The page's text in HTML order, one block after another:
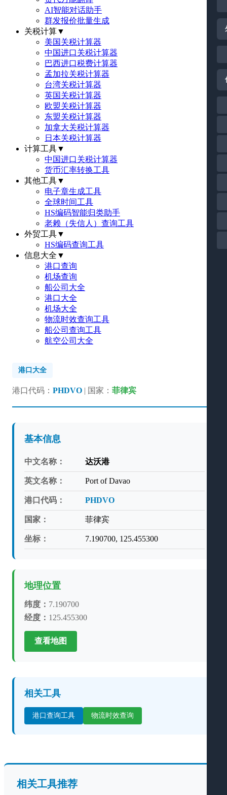
AI智能对话助手
群发报价批量生成
关税计算▼
美国关税计算器
中国进口关税计算器
巴西进口税费计算器
孟加拉关税计算器
台湾关税计算器
英国关税计算器
欧盟关税计算器
东盟关税计算器
加拿大关税计算器
日本关税计算器
计算工具▼
中国进口关税计算器
货币汇率转换工具
其他工具▼
电子章生成工具
全球时间工具
HS编码智能归类助手
老赖（失信人）查询工具
外贸工具▼
HS编码查询工具
信息大全 ▼
港口查询
机场查询
船公司大全
港口大全
机场大全
物流时效查询工具
船公司查询工具
航空公司大全
港口大全
港口代码： PHDVO | 国家： 菲律宾
基本信息
中文名称： 达沃港
英文名称： Port of Davao
港口代码： PHDVO
国家： 菲律宾
坐标： 7.190700, 125.455300
地理位置
纬度： 7.190700
经度： 125.455300
查看地图
相关工具
港口查询工具 物流时效查询
相关工具推荐